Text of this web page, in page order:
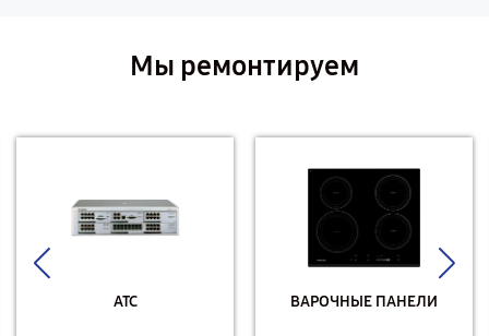
Мы ремонтируем
АТС ВАРОЧНЫЕ ПАНЕЛИ